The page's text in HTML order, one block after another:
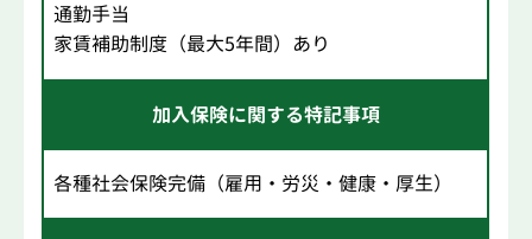
通勤手当
家賃補助制度（最大5年間）あり
加入保険に関する特記事項
各種社会保険完備（雇用・労災・健康・厚生）